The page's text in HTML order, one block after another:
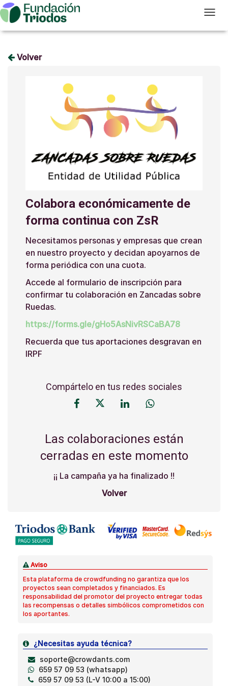
T
Volver
Colabora económicamente de
forma continua con ZsR
Necesitamos personas y empresas que crean
en nuestro proyecto y decidan apoyarnos de
forma periódica con una cuota.
Accede al formulario de inscripción para
confirmar tu colaboración en Zancadas sobre
Ruedas.
https://forms.gle/gHo5AsNivRSCaBA78
Recuerda que tus aportaciones desgravan en
IRPF
Compártelo en tus redes sociales
Las colaboraciones están
cerradas en este momento
¡¡ La campaña ya ha finalizado !!
Volver
Aviso
Esta plataforma de crowdfunding no garantiza que los
proyectos sean completados y financiados. Es
responsabilidad del promotor del proyecto entregar todas
las recompensas o detalles simbólicos comprometidos con
los aportantes.
¿Necesitas ayuda técnica?
soporte@crowdants.com
659 57 09 53 (whatsapp)
659 57 09 53 (L-V 10:00 a 15:00)